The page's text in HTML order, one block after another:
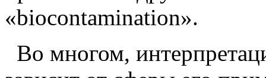
«biocontamination».
Во многом,